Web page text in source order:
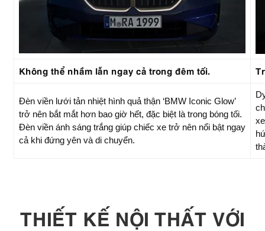
Không thể nhầm lẫn ngay cả trong đêm tối.
Đèn viền lưới tản nhiệt hình quả thận ‘BMW Iconic Glow’
trở nên bắt mắt hơn bao giờ hết, đặc biệt là trong bóng tối.
Đèn viền ánh sáng trắng giúp chiếc xe trở nên nổi bật ngay
cả khi đứng yên và di chuyển.
THIẾT KẾ NỘI THẤT VỚI